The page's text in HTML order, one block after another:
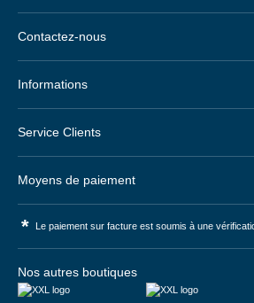
Contactez-nous
Informations
Service Clients
Moyens de paiement
* Le paiement sur facture est soumis à une
Nos autres boutiques